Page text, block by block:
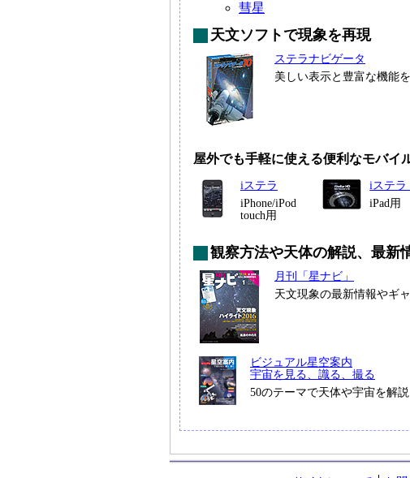
彗星
天文ソフトで現象を再現
ステラナビゲータ
美しい表示と豊富な機能
屋外でも手軽に使える便利なモバイ
iステラ
iPhone/iPod
touch用
iステラ
iPad用
観察方法や天体の解説、最新
月刊「星ナビ」
天文現象の最新情報やギ
ビジュアル星空案内
宇宙を見る、識る、撮る
50のテーマで天体や宇宙を解説